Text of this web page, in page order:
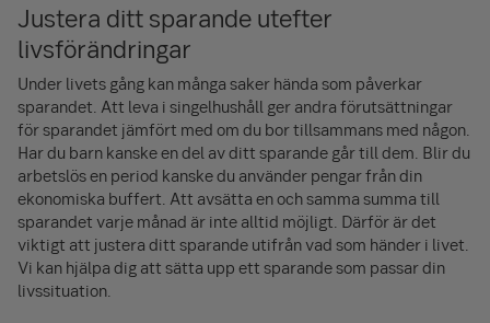
Justera ditt sparande utefter
livsförändringar
Under livets gång kan många saker hända som påverkar
sparandet. Att leva i singelhushåll ger andra förutsättningar
för sparandet jämfört med om du bor tillsammans med någon.
Har du barn kanske en del av ditt sparande går till dem. Blir du
arbetslös en period kanske du använder pengar från din
ekonomiska buffert. Att avsätta en och samma summa till
sparandet varje månad är inte alltid möjligt. Därför är det
viktigt att justera ditt sparande utifrån vad som händer i livet.
Vi kan hjälpa dig att sätta upp ett sparande som passar din
livssituation.